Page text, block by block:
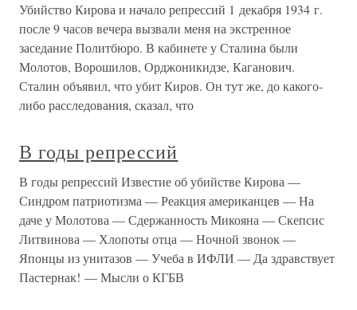
Убийство Кирова и начало репрессий 1 декабря 1934 г.
после 9 часов вечера вызвали меня на экстренное
заседание Политбюро. В кабинете у Сталина были
Молотов, Ворошилов, Орджоникидзе, Каганович.
Сталин объявил, что убит Киров. Он тут же, до какого-
либо расследования, сказал, что
В годы репрессий
В годы репрессий Известие об убийстве Кирова —
Синдром патриотизма — Реакция американцев — На
даче у Молотова — Сдержанность Микояна — Скепсис
Литвинова — Хлопоты отца — Ночной звонок —
Японцы из унитазов — Учеба в ИФЛИ — Да здравствует
Пастернак! — Мысли о КГБВ